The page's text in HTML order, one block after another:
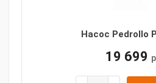
Насос Pedrollo
19 699